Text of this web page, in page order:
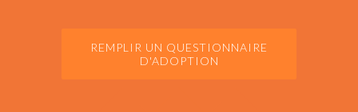
REMPLIR UN QUESTIONNAIRE
D'ADOPTION